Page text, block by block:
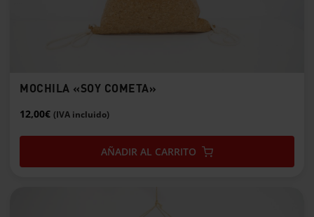
MOCHILA «SOY COMETA»
12,00€ (IVA incluido)
AÑADIR AL CARRITO